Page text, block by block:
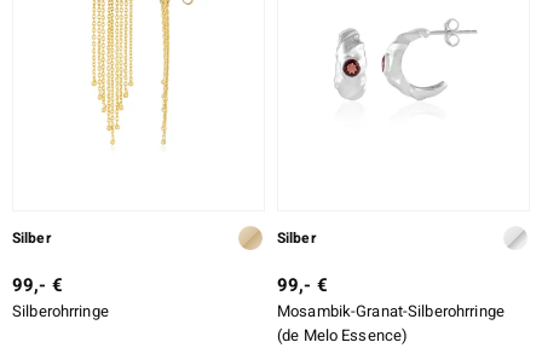
Silber
99,- €
Silberohrringe
Silber
99,- €
Mosambik-Granat-Silberohrringe
(de Melo Essence)